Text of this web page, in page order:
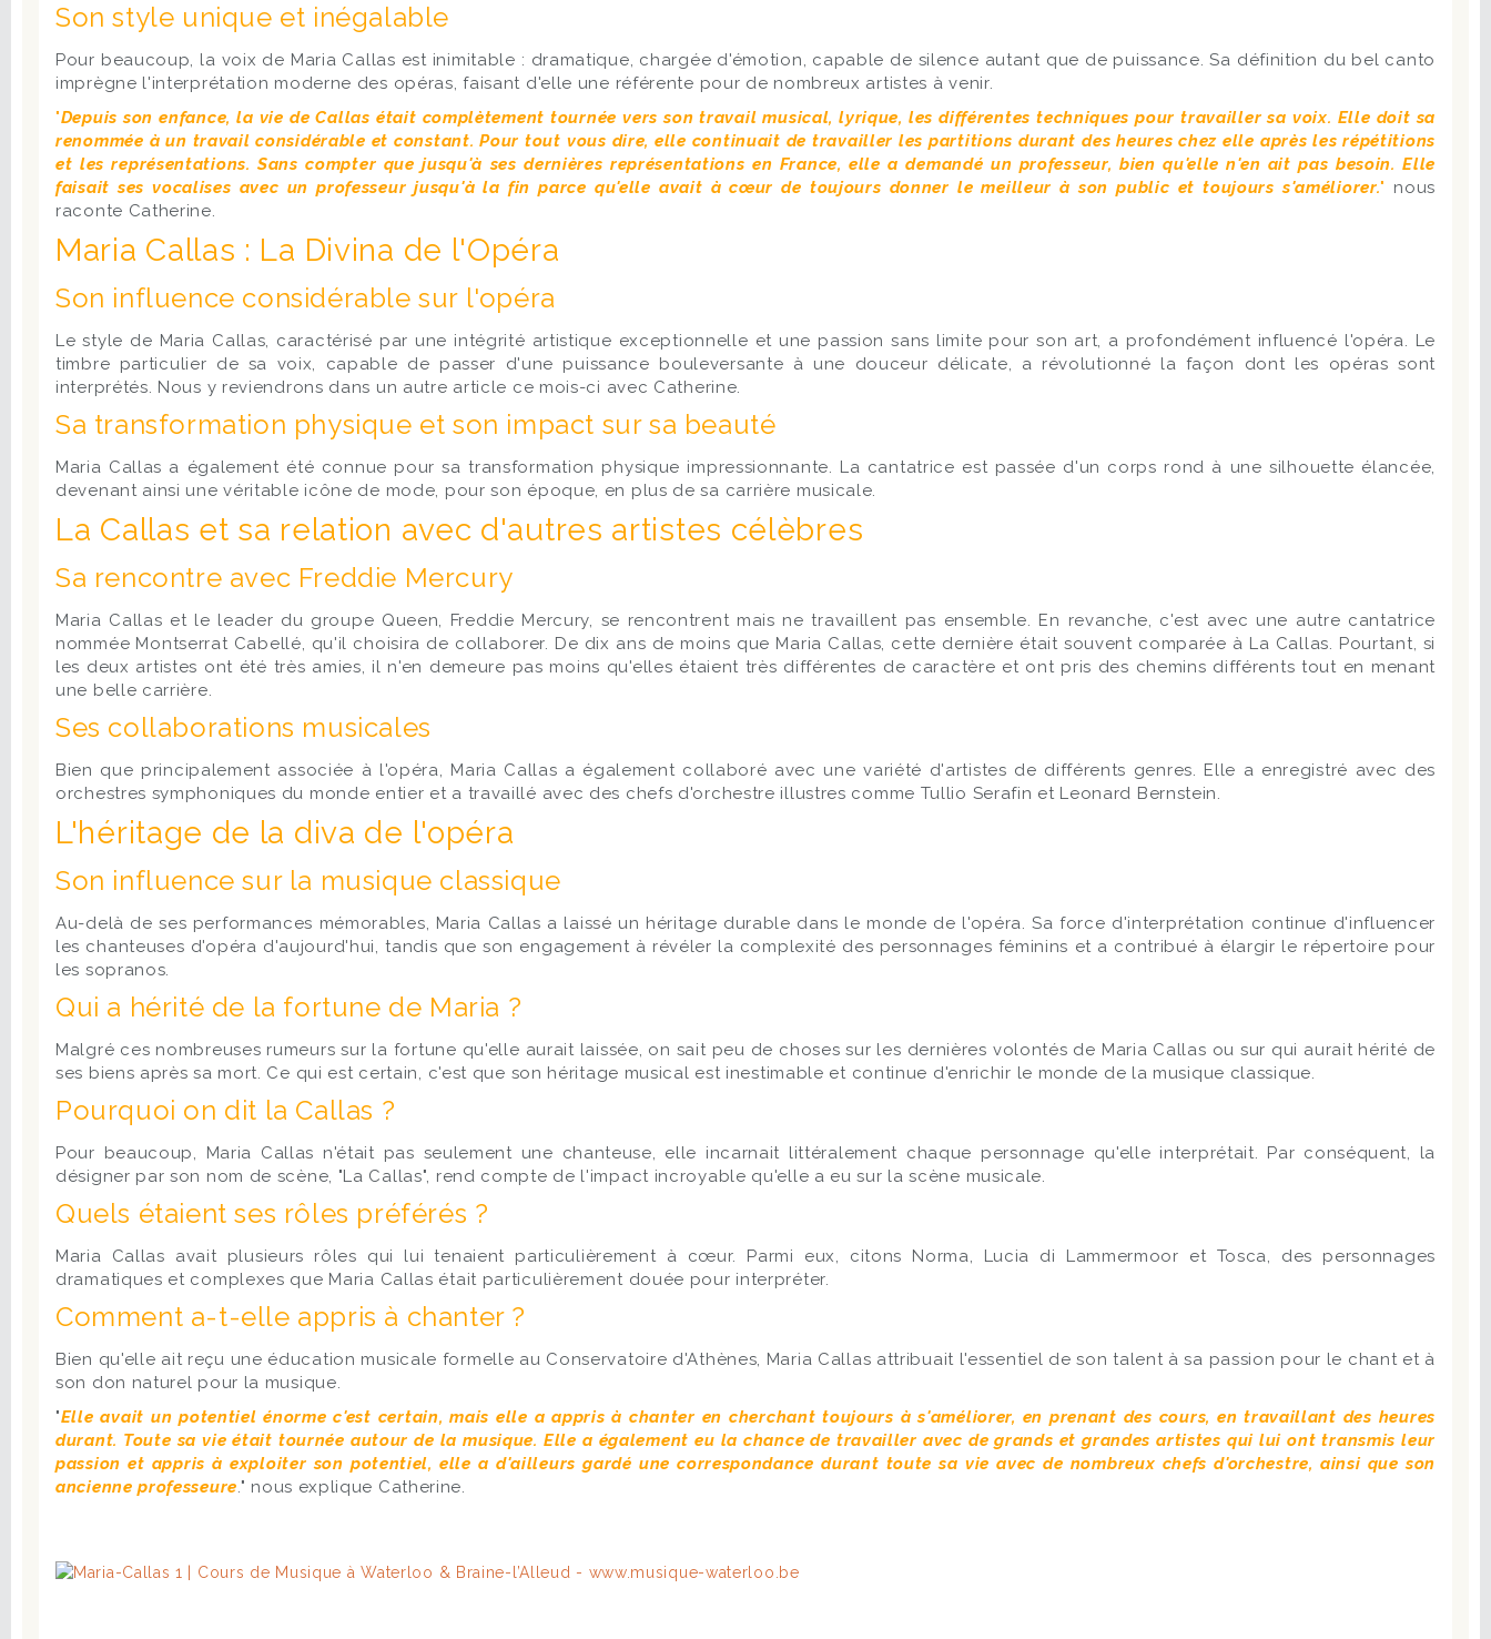
Son style unique et inégalable
Pour beaucoup, la voix de Maria Callas est inimitable : dramatique, chargée d'émotion, capable de silence autant que de puissance. Sa définition du bel canto
imprègne l'interprétation moderne des opéras, faisant d'elle une référente pour de nombreux artistes à venir.
"Depuis son enfance, la vie de Callas était complètement tournée vers son travail musical, lyrique, les différentes techniques pour travailler sa voix. Elle doit sa
renommée à un travail considérable et constant. Pour tout vous dire, elle continuait de travailler les partitions durant des heures chez elle après les répétitions
et les représentations. Sans compter que jusqu'à ses dernières représentations en France, elle a demandé un professeur, bien qu'elle n'en ait pas besoin. Elle
faisait ses vocalises avec un professeur jusqu'à la fin parce qu'elle avait à cœur de toujours donner le meilleur à son public et toujours s'améliorer." nous
raconte Catherine.
Maria Callas : La Divina de l'Opéra
Son influence considérable sur l'opéra
Le style de Maria Callas, caractérisé par une intégrité artistique exceptionnelle et une passion sans limite pour son art, a profondément influencé l'opéra. Le
timbre particulier de sa voix, capable de passer d'une puissance bouleversante à une douceur délicate, a révolutionné la façon dont les opéras sont
interprétés. Nous y reviendrons dans un autre article ce mois-ci avec Catherine.
Sa transformation physique et son impact sur sa beauté
Maria Callas a également été connue pour sa transformation physique impressionnante. La cantatrice est passée d'un corps rond à une silhouette élancée,
devenant ainsi une véritable icône de mode, pour son époque, en plus de sa carrière musicale.
La Callas et sa relation avec d'autres artistes célèbres
Sa rencontre avec Freddie Mercury
Maria Callas et le leader du groupe Queen, Freddie Mercury, se rencontrent mais ne travaillent pas ensemble. En revanche, c'est avec une autre cantatrice
nommée Montserrat Cabellé, qu'il choisira de collaborer. De dix ans de moins que Maria Callas, cette dernière était souvent comparée à La Callas. Pourtant, si
les deux artistes ont été très amies, il n'en demeure pas moins qu'elles étaient très différentes de caractère et ont pris des chemins différents tout en menant
une belle carrière.
Ses collaborations musicales
Bien que principalement associée à l'opéra, Maria Callas a également collaboré avec une variété d'artistes de différents genres. Elle a enregistré avec des
orchestres symphoniques du monde entier et a travaillé avec des chefs d'orchestre illustres comme Tullio Serafin et Leonard Bernstein.
L'héritage de la diva de l'opéra
Son influence sur la musique classique
Au-delà de ses performances mémorables, Maria Callas a laissé un héritage durable dans le monde de l'opéra. Sa force d'interprétation continue d'influencer
les chanteuses d'opéra d'aujourd'hui, tandis que son engagement à révéler la complexité des personnages féminins et a contribué à élargir le répertoire pour
les sopranos.
Qui a hérité de la fortune de Maria ?
Malgré ces nombreuses rumeurs sur la fortune qu'elle aurait laissée, on sait peu de choses sur les dernières volontés de Maria Callas ou sur qui aurait hérité de
ses biens après sa mort. Ce qui est certain, c'est que son héritage musical est inestimable et continue d'enrichir le monde de la musique classique.
Pourquoi on dit la Callas ?
Pour beaucoup, Maria Callas n'était pas seulement une chanteuse, elle incarnait littéralement chaque personnage qu'elle interprétait. Par conséquent, la
désigner par son nom de scène, "La Callas", rend compte de l'impact incroyable qu'elle a eu sur la scène musicale.
Quels étaient ses rôles préférés ?
Maria Callas avait plusieurs rôles qui lui tenaient particulièrement à cœur. Parmi eux, citons Norma, Lucia di Lammermoor et Tosca, des personnages
dramatiques et complexes que Maria Callas était particulièrement douée pour interpréter.
Comment a-t-elle appris à chanter ?
Bien qu'elle ait reçu une éducation musicale formelle au Conservatoire d'Athènes, Maria Callas attribuait l'essentiel de son talent à sa passion pour le chant et à
son don naturel pour la musique.
"Elle avait un potentiel énorme c'est certain, mais elle a appris à chanter en cherchant toujours à s'améliorer, en prenant des cours, en travaillant des heures
durant. Toute sa vie était tournée autour de la musique. Elle a également eu la chance de travailler avec de grands et grandes artistes qui lui ont transmis leur
passion et appris à exploiter son potentiel, elle a d'ailleurs gardé une correspondance durant toute sa vie avec de nombreux chefs d'orchestre, ainsi que son
ancienne professeure." nous explique Catherine.